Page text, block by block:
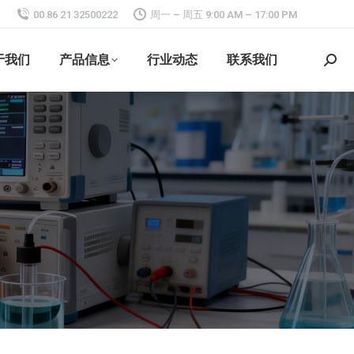
00 86 21 32500222 周一 – 周五 9:00 AM – 17:00 PM
我们 产品信息 行业动态 联系我们
搜